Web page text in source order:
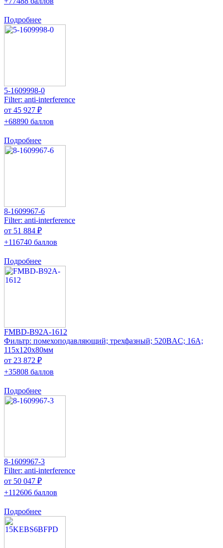
Подробнее
5-1609998-0
Filter: anti-interference
от 45 927 ₽
+68890 баллов
Подробнее
8-1609967-6
Filter: anti-interference
от 51 884 ₽
+116740 баллов
Подробнее
FMBD-B92A-1612
Фильтр: помехоподавляющий; трехфазный; 520ВAC; 16А;
115x120x80мм
от 23 872 ₽
+35808 баллов
Подробнее
8-1609967-3
Filter: anti-interference
от 50 047 ₽
+112606 баллов
Подробнее